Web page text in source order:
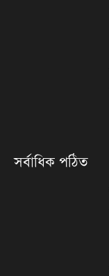
সর্বাধিক পঠিত